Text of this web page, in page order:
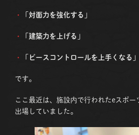
・ 対面力を強化する 」
・ 建築力を上げる 」
・ ピースコントロールを上手くなる 」
です。
ここ最近は、施設内で行われたeスポー
出場していました。